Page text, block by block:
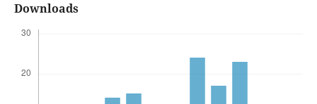
Downloads